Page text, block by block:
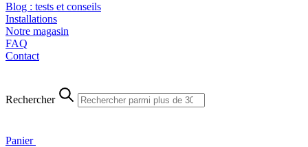
Blog : tests et conseils
Installations
Notre magasin
FAQ
Contact
Rechercher
Panier